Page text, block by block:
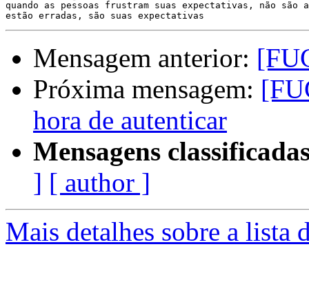
quando as pessoas frustram suas expectativas, não são
Mensagem anterior:
Próxima mensagem:
hora de autenticar
Mensagens
] [ author ]
Mais detalhes sobre a lista